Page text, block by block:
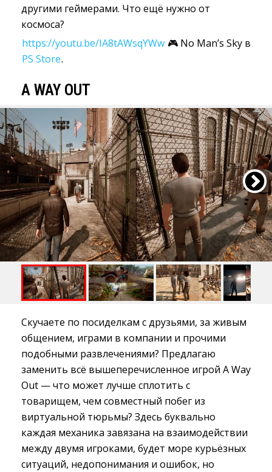
другими геймерами. Что ещё нужно от
космоса?
https://youtu.be/IA8tAWsqYWw 🎮 No Man’s Sky в
PS Store.
A WAY OUT
Скучаете по посиделкам с друзьями, за живым
общением, играми в компании и прочими
подобными развлечениями? Предлагаю
заменить всё вышеперечисленное игрой A Way
Out — что может лучше сплотить с
товарищем, чем совместный побег из
виртуальной тюрьмы? Здесь буквально
каждая механика завязана на взаимодействии
между двумя игроками, будет море курьёзных
ситуаций, недопонимания и ошибок, но